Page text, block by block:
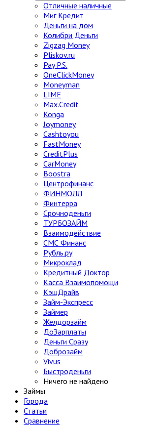
Отличные наличные
Миг Кредит
Деньги на дом
Колибри Деньги
Zigzag Money
Pliskov.ru
Pay P.S.
OneClickMoney
Moneyman
LIME
Max.Credit
Konga
Joymoney
Cashtoyou
FastMoney
CreditPlus
CarMoney
Boostra
Центрофинанс
ФИНМОЛЛ
Финтерра
Срочноденьги
ТУРБОЗАЙМ
Взаимодействие
СМС Финанс
Рубль.ру
Микроклад
Кредитный Доктор
Касса Взаимопомощи
КэшДрайв
Займ-Экспресс
Займер
Желдорзайм
ДоЗарплаты
Деньги Сразу
Доброзайм
Vivus
Быстроденьги
Ничего не найдено
Займы
Города
Статьи
Сравнение